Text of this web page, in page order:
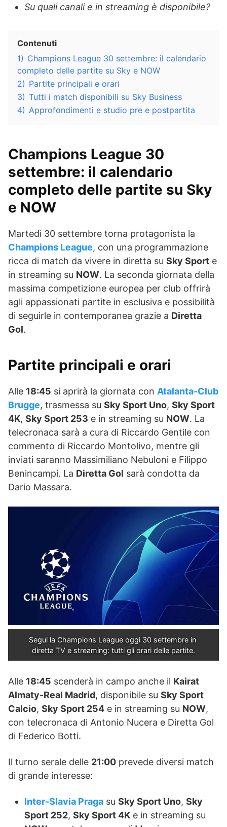
Su quali canali e in streaming è disponibile?
Contenuti
1) Champions League 30 settembre: il calendario
completo delle partite su Sky e NOW
2) Partite principali e orari
3) Tutti i match disponibili su Sky Business
4) Approfondimenti e studio pre e postpartita
Champions League 30
settembre: il calendario
completo delle partite su Sky
e NOW
Martedì 30 settembre torna protagonista la
Champions League, con una programmazione
ricca di match da vivere in diretta su Sky Sport e
in streaming su NOW. La seconda giornata della
massima competizione europea per club offrirà
agli appassionati partite in esclusiva e possibilità
di seguirle in contemporanea grazie a Diretta
Gol.
Partite principali e orari
Alle 18:45 si aprirà la giornata con Atalanta-Club
Brugge, trasmessa su Sky Sport Uno, Sky Sport
4K, Sky Sport 253 e in streaming su NOW. La
telecronaca sarà a cura di Riccardo Gentile con
commento di Riccardo Montolivo, mentre gli
inviati saranno Massimiliano Nebuloni e Filippo
Benincampi. La Diretta Gol sarà condotta da
Dario Massara.
Segui la Champions League oggi 30 settembre in
diretta TV e streaming: tutti gli orari delle partite.
Alle 18:45 scenderà in campo anche il Kairat
Almaty-Real Madrid, disponibile su Sky Sport
Calcio, Sky Sport 254 e in streaming su NOW,
con telecronaca di Antonio Nucera e Diretta Gol
di Federico Botti.
Il turno serale delle 21:00 prevede diversi match
di grande interesse:
Inter-Slavia Praga su Sky Sport Uno, Sky
Sport 252, Sky Sport 4K e in streaming su